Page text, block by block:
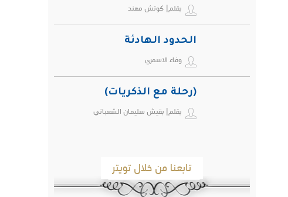
ويهدد صحة الإنسان
بقلم| كوتش مهند
الحدود الهادئة
وفاء الاسمري
(رحلة مع الذكريات)
بقلم| بقيش سليمان الشعباني
تابعنا من خلال تويتر